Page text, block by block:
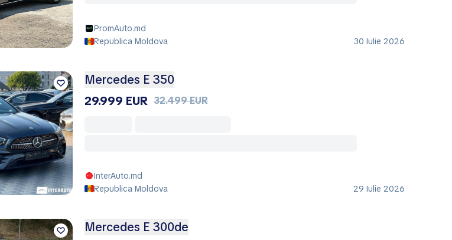
PromAuto.md
Republica Moldova
30 Iulie 2026
Mercedes E 350
29.999 EUR 32.499 EUR
InterAuto.md
Republica Moldova
29 Iulie 2026
Mercedes E 300de